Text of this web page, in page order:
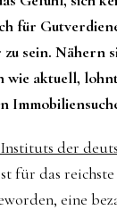
für
sein. Nähern
wie aktuell,
der
für das
eine